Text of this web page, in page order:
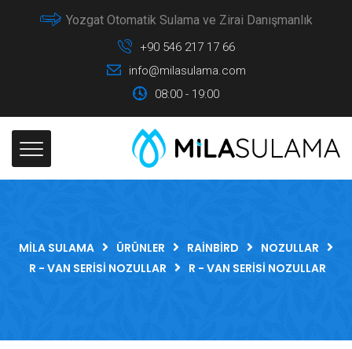
Yozgat Otomatik Sulama ve Zirai Danışmanlık
+90 546 217 17 66
info@milasulama.com
08:00 - 19:00
MILA SULAMA ÜRÜNLER RAINBIRD
NOZULLAR
R - VAN SERISI NOZULLAR
R - VAN SERISI NOZULLAR